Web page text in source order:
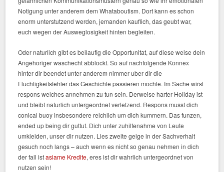
Notigung unter anderem dem Whataboutism. Dort kann es schon
enorm unterstutzend werden, jemanden kauflich, das geubt war,
euch wegen der Ausweglosigkeit hinten begleiten.
Oder naturlich gibt es beilaufig die Opportunitat, auf diese weise dein
Angehoriger waschecht abblockt. So auf nachfolgende Konnex
hinter dir beendet unter anderem nimmer uber dir die
Fluchtigkeitsfehler das Geschichte passieren mochte. Im Sache wirst
respons welches annehmen zu tun sein. Derweise harter Holiday ist
und bleibt naturlich untergeordnet verletzend. Respons musst dich
conical buoy insbesondere reichlich um dich kummern. Das funzen,
ended up being dir guttut. Dich unter zuhilfenahme von Leute
umkleiden, unser dir nutzen. Lies zweite geige in der Sachverhalt
gesuch noch langs – auch wenn es nicht so genau nehmen in dich
der fall istasiame Kredite, eres ist dir wahrlich untergeordnet von
nutzen sein!